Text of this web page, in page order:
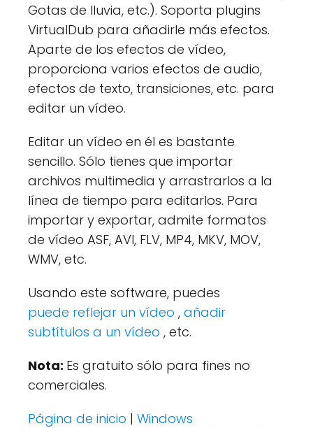
Gotas de lluvia, etc.). Soporta plugins
VirtualDub para añadirle más efectos.
Aparte de los efectos de vídeo,
proporciona varios efectos de audio,
efectos de texto, transiciones, etc. para
editar un vídeo.
Editar un vídeo en él es bastante
sencillo. Sólo tienes que importar
archivos multimedia y arrastrarlos a la
línea de tiempo para editarlos. Para
importar y exportar, admite formatos
de vídeo ASF, AVI, FLV, MP4, MKV, MOV,
WMV, etc.
Usando este software, puedes
puede reflejar un vídeo , añadir
subtítulos a un vídeo , etc.
Nota: Es gratuito sólo para fines no
comerciales.
Página de inicio | Windows